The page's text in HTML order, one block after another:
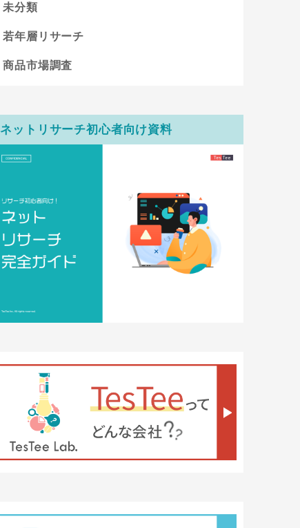
未分類
若年層リサーチ
商品市場調査
ネットリサーチ初心者向け資料